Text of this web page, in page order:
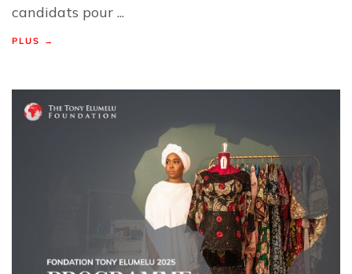
candidats pour ...
PLUS →